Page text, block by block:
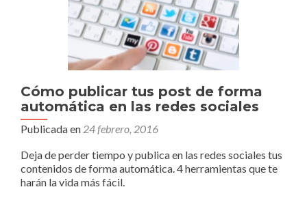
de
la
Web
¿estás
preparado?
¡Corre!
Cómo publicar tus post de forma
automática en las redes sociales
Publicada en 24 febrero, 2016
Deja de perder tiempo y publica en las redes sociales tus
contenidos de forma automática. 4 herramientas que te
harán la vida más fácil.